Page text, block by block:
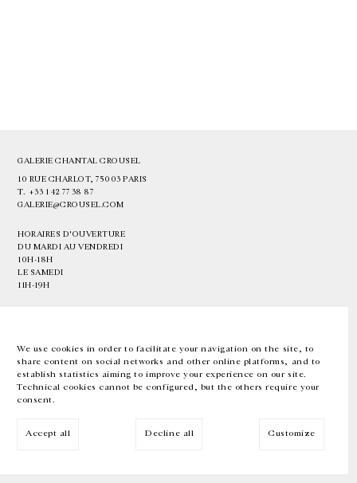
We use cookies in order to facilitate your navigation on the site, to
share content on social networks and other online platforms, and to
establish statistics aiming to improve your experience on our site.
Technical cookies cannot be configured, but the others require your
consent.
Accept all Decline all Customize
GALERIE CHANTAL CROUSEL
10 RUE CHARLOT, 75003 PARIS
T. +33 1 42 77 38 87
GALERIE@CROUSEL.COM
HORAIRES D'OUVERTURE
DU MARDI AU VENDREDI
10H-18H
LE SAMEDI
11H-19H
EN FR 中文 Facebook Instagram
Inscrivez-vous à notre newsletter